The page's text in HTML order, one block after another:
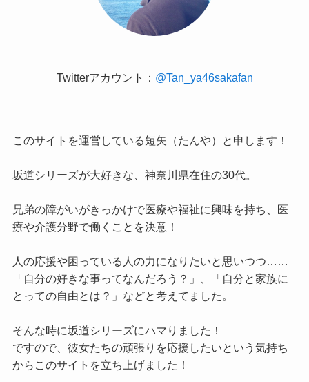
Twitterアカウント： @Tan_ya46sakafan
このサイトを運営している短矢（たんや）と申します！
坂道シリーズが大好きな、神奈川県在住の30代。
兄弟の障がいがきっかけで医療や福祉に興味を持ち、医
療や介護分野で働くことを決意！
人の応援や困っている人の力になりたいと思いつつ……
「自分の好きな事ってなんだろう？」、「自分と家族に
とっての自由とは？」などと考えてました。
そんな時に坂道シリーズにハマりました！
ですので、彼女たちの頑張りを応援したいという気持ち
からこのサイトを立ち上げました！